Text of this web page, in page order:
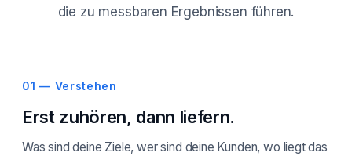
die zu messbaren Ergebnissen führen.
01 — Verstehen
Erst zuhören, dann liefern.
Was sind deine Ziele, wer sind deine Kunden, wo liegt das